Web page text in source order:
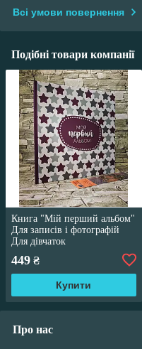
Всі умови повернення
Подібні товари компанії
Книга "Мій перший альбом"
Для записів і фотографій
Для дівчаток
449 ₴
Купити
Про нас